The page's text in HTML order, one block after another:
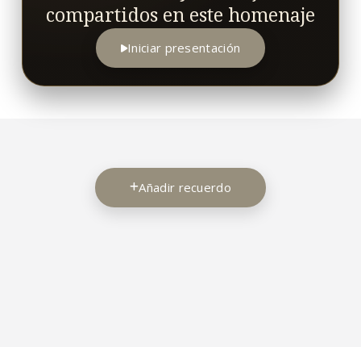
compartidos en este homenaje
Iniciar presentación
Añadir recuerdo